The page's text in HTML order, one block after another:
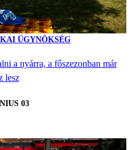
ÜGYNÖKSÉG
a nyárra, a főszezonban már
lesz
03